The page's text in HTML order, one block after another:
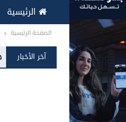
الرئيسية
ENGLISH
الصفحة الرئيسية
آخر الأخبار
في مصر ضمن «أوجامي»